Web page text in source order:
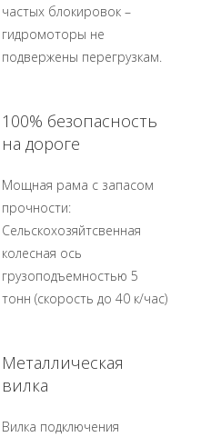
частых блокировок –
гидромоторы не
подвержены перегрузкам.
100% безопасность
на дороге
Мощная рама с запасом
прочности:
Сельскохозяйтсвенная
колесная ось
грузоподъемностью 5
тонн (скорость до 40 к/час)
Металлическая
вилка
Вилка подключения